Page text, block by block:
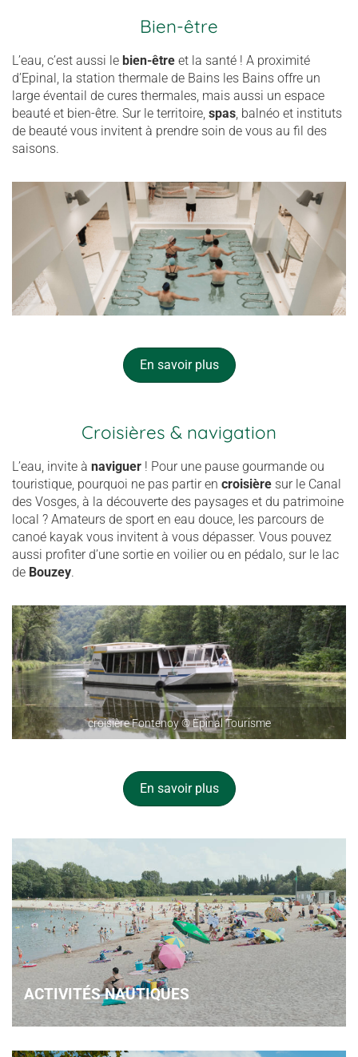
Bien-être
L’eau, c’est aussi le bien-être et la santé ! A proximité
d’Epinal, la station thermale de Bains les Bains offre un
large éventail de cures thermales, mais aussi un espace
beauté et bien-être. Sur le territoire, spas , balnéo et instituts
de beauté vous invitent à prendre soin de vous au fil des
saisons.
En savoir plus
Croisières & navigation
L’eau, invite à naviguer ! Pour une pause gourmande ou
touristique, pourquoi ne pas partir en croisière sur le Canal
des Vosges, à la découverte des paysages et du patrimoine
local ? Amateurs de sport en eau douce, les parcours de
canoé kayak vous invitent à vous dépasser. Vous pouvez
aussi profiter d’une sortie en voilier ou en pédalo, sur le lac
de Bouzey.
croisière Fontenoy © Epinal Tourisme
En savoir plus
ACTIVITÉS NAUTIQUES